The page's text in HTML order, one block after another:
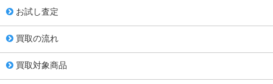
お試し査定
買取の流れ
買取対象商品